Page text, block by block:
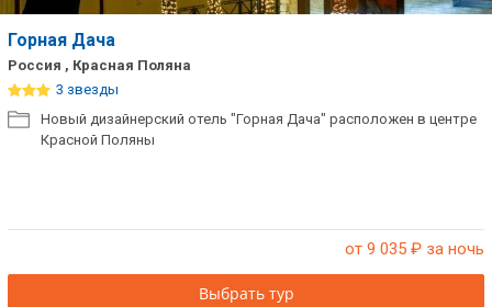
Горная Дача
Россия , Красная Поляна
3 звезды
Новый дизайнерский отель "Горная Дача" расположен в центре
Красной Поляны
от 9 035 ₽ за ночь
Выбрать тур